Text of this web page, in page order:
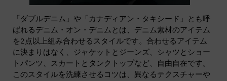
「ダブルデニム」や「カナディアン・タキシード」とも呼
ばれるデニム・オン・デニムとは、デニム素材のアイテム
を2点以上組み合わせるスタイルです。合わせるアイテム
に決まりはなく、ジャケットとジーンズ、シャツとショー
トパンツ、スカートとタンクトップなど、自由自在です。
このスタイルを洗練させるコツは、異なるテクスチャーや